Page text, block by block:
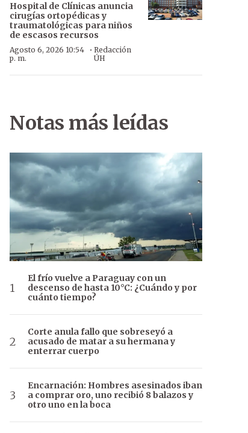
Hospital de Clínicas anuncia
cirugías ortopédicas y
traumatológicas para niños
de escasos recursos
Agosto 6, 2026 10:54
p. m.
· Redacción
ÚH
Notas más leídas
El frío vuelve a Paraguay con un
descenso de hasta 10°C: ¿Cuándo y por
cuánto tiempo?
Corte anula fallo que sobreseyó a
acusado de matar a su hermana y
enterrar cuerpo
Encarnación: Hombres asesinados iban
a comprar oro, uno recibió 8 balazos y
otro uno en la boca